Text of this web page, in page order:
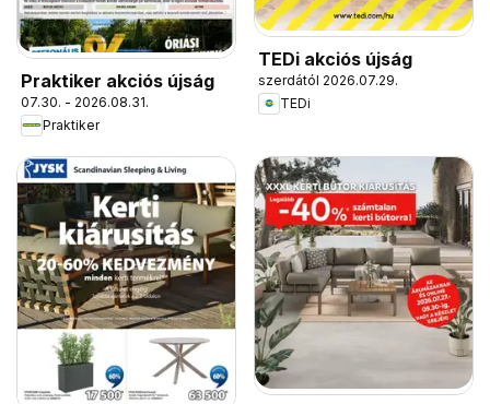
Praktiker akciós újság
07.30. - 2026.08.31.
Praktiker
TEDi akciós újság
szerdától 2026.07.29.
TEDi